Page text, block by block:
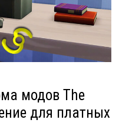
модов The
для платных